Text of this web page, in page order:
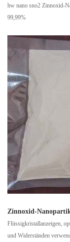
hw nano sno2 Zinnoxid-
99,99%
Zinnoxid-
Flüssigkristallanzeigen,
und Widerständen